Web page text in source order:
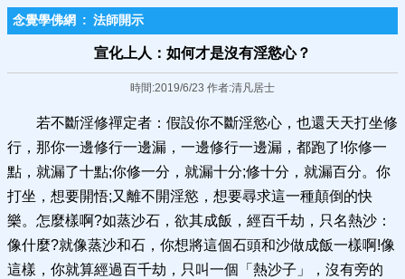
念覺學佛網 : 法師開示
宣化上人：如何才是沒有淫慾心？
時間:2019/6/23 作者:清凡居士
若不斷淫修禪定者：假設你不斷淫慾心，也還天天打坐修
行，那你一邊修行一邊漏，一邊修行一邊漏，都跑了!你修一
點，就漏了十點;你修一分，就漏十分;修十分，就漏百分。你
打坐，想要開悟;又離不開淫慾，想要尋求這一種顛倒的快
樂。怎麼樣啊?如蒸沙石，欲其成飯，經百千劫，只名熱沙：
像什麼?就像蒸沙和石，你想將這個石頭和沙做成飯一樣啊!像
這樣，你就算經過百千劫，只叫一個「熱沙子」，沒有旁的